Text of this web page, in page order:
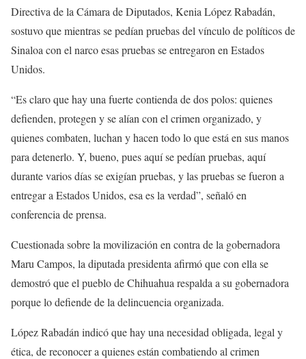
Directiva de la Cámara de Diputados, Kenia López Rabadán,
sostuvo que mientras se pedían pruebas del vínculo de políticos de
Sinaloa con el narco esas pruebas se entregaron en Estados
Unidos.
“Es claro que hay una fuerte contienda de dos polos: quienes
defienden, protegen y se alían con el crimen organizado, y
quienes combaten, luchan y hacen todo lo que está en sus manos
para detenerlo. Y, bueno, pues aquí se pedían pruebas, aquí
durante varios días se exigían pruebas, y las pruebas se fueron a
entregar a Estados Unidos, esa es la verdad”, señaló en
conferencia de prensa.
Cuestionada sobre la movilización en contra de la gobernadora
Maru Campos, la diputada presidenta afirmó que con ella se
demostró que el pueblo de Chihuahua respalda a su gobernadora
porque lo defiende de la delincuencia organizada.
López Rabadán indicó que hay una necesidad obligada, legal y
ética, de reconocer a quienes están combatiendo al crimen